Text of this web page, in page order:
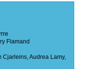
Flamand
Cjarleins,Audrea Lamy,